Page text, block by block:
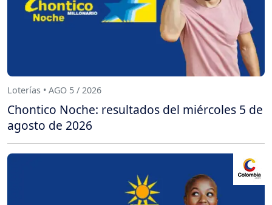
Loterías • AGO 5 / 2026
Chontico Noche: resultados del miércoles 5 de
agosto de 2026